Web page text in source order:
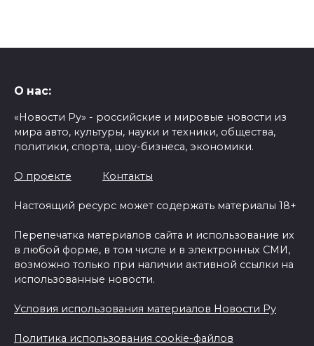
О нас:
«Новости Ру» - российские и мировые новости из
мира авто, культуры, науки и техники, общества,
политики, спорта, шоу-бизнеса, экономики.
О проекте Контакты
Настоящий ресурс может содержать материалы 18+
Перепечатка материалов сайта и использование их
в любой форме, в том числе и в электронных СМИ,
возможно только при наличии активной ссылки на
использованные новости.
Условия использования материалов Новости Ру
Политика использования cookie-файлов